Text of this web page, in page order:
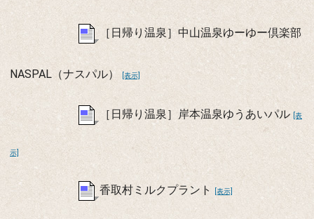
［日帰り温泉］中山温泉ゆーゆー倶楽部
NASPAL（ナスパル） [表示]
［日帰り温泉］岸本温泉ゆうあいパル [表
示]
香取村ミルクプラント [表示]